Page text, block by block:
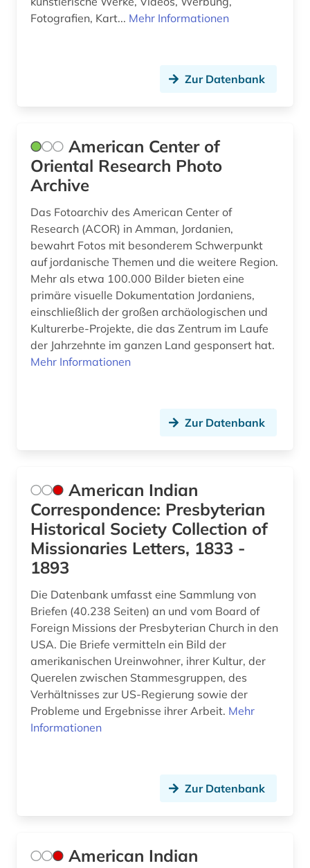
gesundheit (2)
gesundheitsberichterstattung (1)
globales lernen (1)
gotland (1)
grammatik (1)
griechenland (1)
großbritannien (5)
grönland (2)
guangzhou (2)
gutshof (1)
handel (3)
handwerk (1)
haus (1)
hebräisch (1)
heiligenverehrung (1)
heiliger (2)
hethitisch (1)
hexe (1)
hexerei (1)
Fotografien, Kart... Mehr Informationen
Zur Datenbank
American Center of
Oriental Research Photo
Archive
Das Fotoarchiv des American Center of
Research (ACOR) in Amman, Jordanien,
bewahrt Fotos mit besonderem Schwerpunkt
auf jordanische Themen und die weitere Region.
Mehr als etwa 100.000 Bilder bieten eine
primäre visuelle Dokumentation Jordaniens,
einschließlich der großen archäologischen und
Kulturerbe-Projekte, die das Zentrum im Laufe
der Jahrzehnte im ganzen Land gesponsert hat.
Mehr Informationen
Zur Datenbank
American Indian
Correspondence: Presbyterian
Historical Society Collection of
Missionaries Letters, 1833 -
1893
Die Datenbank umfasst eine Sammlung von
Briefen (40.238 Seiten) an und vom Board of
Foreign Missions der Presbyterian Church in den
USA. Die Briefe vermitteln ein Bild der
amerikanischen Ureinwohner, ihrer Kultur, der
Querelen zwischen Stammesgruppen, des
Verhältnisses zur US-Regierung sowie der
Probleme und Ergebnisse ihrer Arbeit. Mehr
Informationen
Zur Datenbank
American Indian